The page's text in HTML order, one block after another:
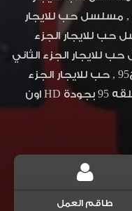
شاهد فور يو , مسلسل حب للايجار
بانيت, مسلسل حب للايجار الجزء
مسلسل حب للايجار الجزء الثاني
الحلقة 95 ,حب للايجار الجزء الثاني ح95 , حب للايجار الجزء
الثاني 95 , حب للايجار الجزء الثاني حلقه 95 بجودة HD اون
طاقم العمل